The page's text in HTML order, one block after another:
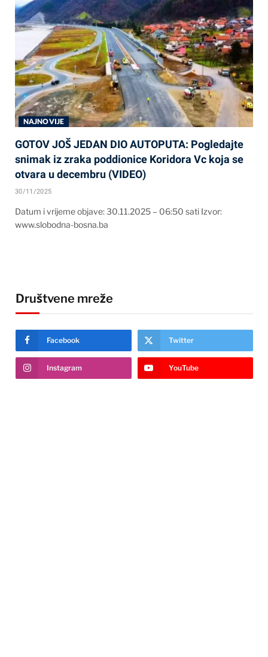
NAJNOVIJE
GOTOV JOŠ JEDAN DIO AUTOPUTA: Pogledajte
snimak iz zraka poddionice Koridora Vc koja se
otvara u decembru (VIDEO)
30/11/2025
Datum i vrijeme objave: 30.11.2025 – 06:50 sati Izvor:
www.slobodna-bosna.ba
Društvene mreže
Facebook Twitter
Instagram YouTube